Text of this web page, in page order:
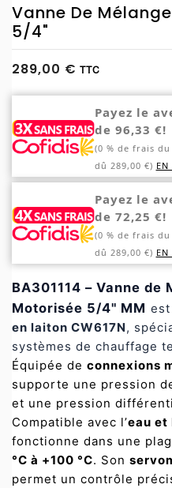
Vanne De
5/4"
289,00 € TTC
Payez le
de 96,33 €!
(0 % de frais
dû 289,00 €) EN
Payez le
de 72,25 €!
(0 % de frais
dû 289,00 €) EN
BA301114 – Vanne de
Motorisée 5/4" MM est
en laiton CW617N,
systèmes de chauffage
Équipée de connexions
supporte une pression
et une pression
Compatible avec l’eau et
fonctionne dans une
°C à +100 °C. Son
permet un contrôle